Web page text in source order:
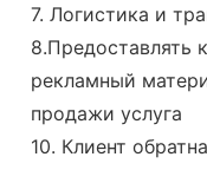
7. Логистика и
8.Предоставлять
рекламный
продажи услуга
10. Клиент